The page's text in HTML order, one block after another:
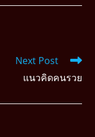
Next Post
แนวคิดคนรวย